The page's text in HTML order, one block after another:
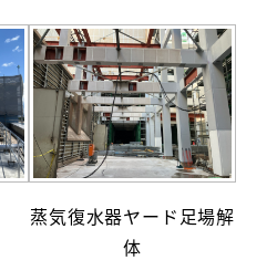
蒸気復水器ヤード足場解
体